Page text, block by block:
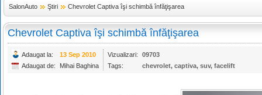
SalonAuto Ştiri Chevrolet Captiva îşi schimbă înfăţişarea
Chevrolet Captiva îşi schimbă înfăţişarea
Adaugat la: 13 Sep 2010 Vizualizari:
09703
Adaugat de:
Mihai Baghina Tags: chevrolet, captiva, suv, facelift